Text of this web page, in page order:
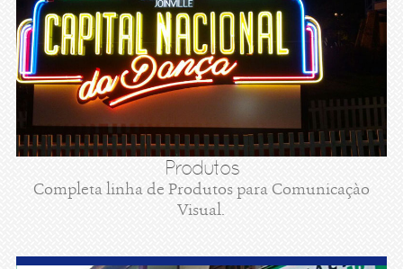
Produtos
Completa linha de Produtos para Comunicaçào
Visual.